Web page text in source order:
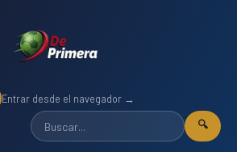
Entrar desde el navegador →
🔍